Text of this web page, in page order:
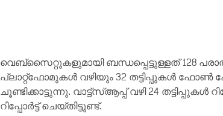
വെബ്‌സൈറ്റുകളുമായി ബന്ധപ്പെട്ടുള്ളത് 128
പ്ലാറ്റ്ഫോമുകൾ വഴിയും 32 തട്ടിപ്പുകൾ
ചൂണ്ടിക്കാട്ടുന്നു. വാട്ട്സ്ആപ്പ് വഴി 24
റിപ്പോർട്ട് ചെയ്തിട്ടുണ്ട്.